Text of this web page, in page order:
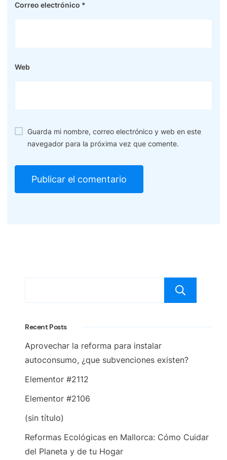
Correo electrónico *
Web
Guarda mi nombre, correo electrónico y web en este
navegador para la próxima vez que comente.
Recent Posts
Aprovechar la reforma para instalar
autoconsumo, ¿que subvenciones existen?
Elementor #2112
Elementor #2106
(sin título)
Reformas Ecológicas en Mallorca: Cómo Cuidar
del Planeta y de tu Hogar